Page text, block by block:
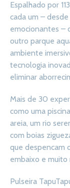
Espalhado por
cada um –
emocionantes –
outro parque
ambiente
tecnologia
eliminar
Mais de 30
como uma
areia, um rio
com boias
que despencam
embaixo e muito
Pulseira